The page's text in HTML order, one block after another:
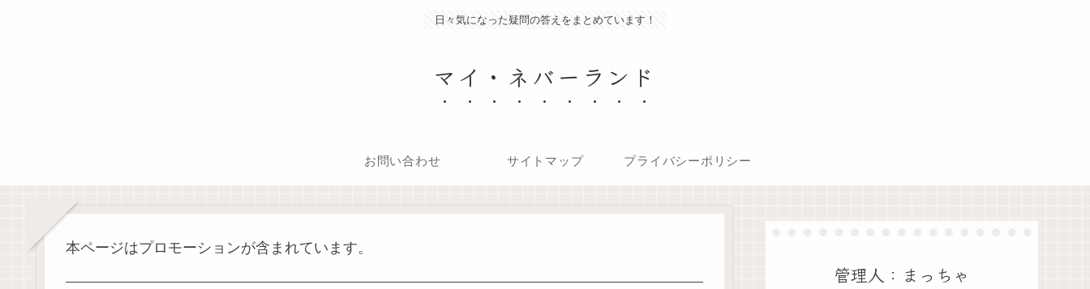
日々気になった疑問の答えをまとめています！
マイ・ネバーランド
お問い合わせ サイトマップ プライバシーポリシー
本ページはプロモーションが含まれています。
管理人：まっちゃ